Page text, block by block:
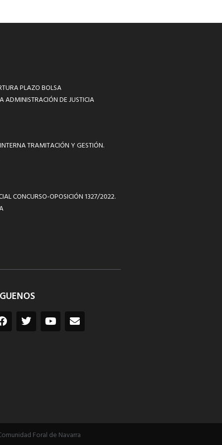
PLAZO BOLSA
ADMINISTRACIÓN DE JUSTICIA
TRAMITACIÓN Y GESTIÓN.
CONCURSO-OPOSICIÓN 1327/2022.
Foral de Navarra